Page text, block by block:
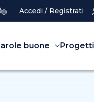
Accedi / Registrati
buone Progetti